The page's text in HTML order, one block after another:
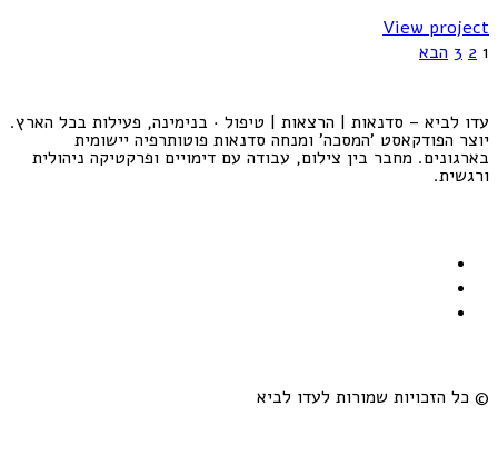
View project
1
2
3 הבא
עדו לביא – סדנאות | הרצאות | טיפול · בנימינה, פעילות בכל הארץ.
יוצר הפודקאסט 'המסכה' ומנחה סדנאות פוטותרפיה יישומית
בארגונים. מחבר בין צילום, עבודה עם דימויים ופרקטיקה ניהולית
ורגשית.
© כל הזכויות שמורות לעדו לביא